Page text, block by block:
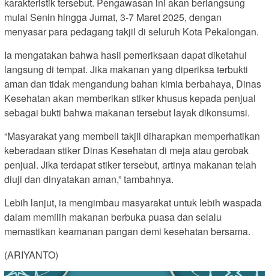
mulai Senin hingga Jumat, 3-7 Maret 2025, dengan
menyasar para pedagang takjil di seluruh Kota Pekalongan.
Ia mengatakan bahwa hasil pemeriksaan dapat diketahui
langsung di tempat. Jika makanan yang diperiksa terbukti
aman dan tidak mengandung bahan kimia berbahaya, Dinas
Kesehatan akan memberikan stiker khusus kepada penjual
sebagai bukti bahwa makanan tersebut layak dikonsumsi.
“Masyarakat yang membeli takjil diharapkan memperhatikan
keberadaan stiker Dinas Kesehatan di meja atau gerobak
penjual. Jika terdapat stiker tersebut, artinya makanan telah
diuji dan dinyatakan aman,” tambahnya.
Lebih lanjut, ia mengimbau masyarakat untuk lebih waspada
dalam memilih makanan berbuka puasa dan selalu
memastikan keamanan pangan demi kesehatan bersama.
(ARIYANTO)